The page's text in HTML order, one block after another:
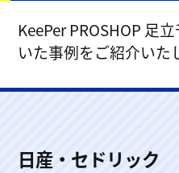
KeePer PROSHOP 足
いた事例をご紹介いた
日産・セドリック